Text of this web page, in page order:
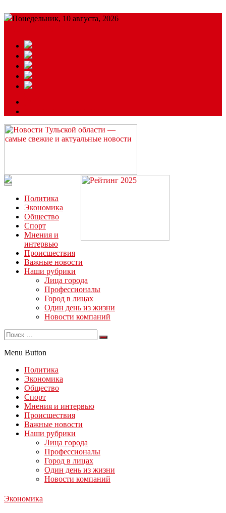
Понедельник, 10 августа, 2026
Читайте последние новости дня в Тульской области на сайте
“ЗаНовомосковск”
Политика
Экономика
Общество
Спорт
Мнения и
интервью
Происшествия
Важные новости
Наши рубрики
Лица города
Профессионалы
Город в лицах
Один день из жизни
Новости компаний
Menu Button
Политика
Экономика
Общество
Спорт
Мнения и интервью
Происшествия
Важные новости
Наши рубрики
Лица города
Профессионалы
Город в лицах
Один день из жизни
Новости компаний
Экономика